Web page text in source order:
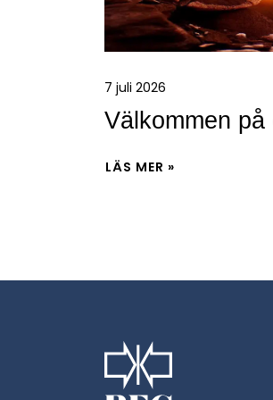
7 juli 2026
Välkommen på
LÄS MER »